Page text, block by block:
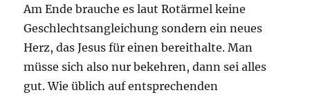
Am Ende brauche es laut Rotärmel keine
Geschlechtsangleichung sondern ein neues
Herz, das Jesus für einen bereithalte. Man
müsse sich also nur bekehren, dann sei alles
gut. Wie üblich auf entsprechenden